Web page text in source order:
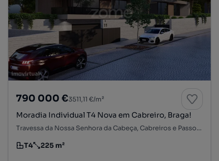
790 000 €3511,11 €/m²
Moradia Individual T4 Nova em Cabreiro, Braga!
Travessa da Nossa Senhora da Cabeça, Cabreiros e Passos (São Julião), Braga, Braga
Tipologia
T4
Preço por metro quadrado
225 m²